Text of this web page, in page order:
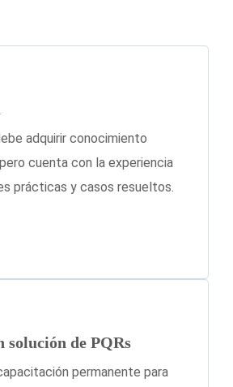
adquirir conocimiento
cuenta con la experiencia
prácticas y casos resueltos.
solución de PQRs
permanente para